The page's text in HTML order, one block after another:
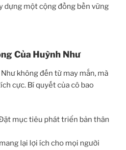
dựng một cộng đồng bền vững
Của Huỳnh Như
không đến từ may mắn, mà
cực. Bí quyết của cô bao
mục tiêu phát triển bản thân
lại lợi ích cho mọi người